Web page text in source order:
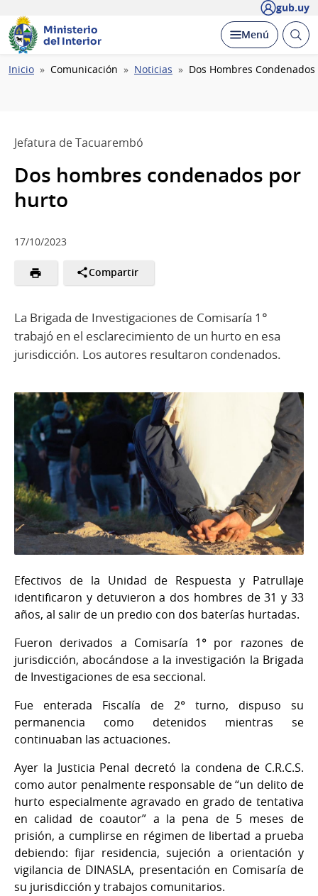
gub.uy
Ministerio
del Interior
Desplegar
Menú Abrir
Ruta
Inicio Comunicación Noticias Dos Hombres
Jefatura de Tacuarembó
Dos hombres condenados por
hurto
17/10/2023
Compartir
La Brigada de Investigaciones de Comisaría 1°
trabajó en el esclarecimiento de un hurto en esa
jurisdicción. Los autores resultaron condenados.
Efectivos de la Unidad de Respuesta y Patrullaje
identificaron y detuvieron a dos hombres de 31 y 33
años, al salir de un predio con dos baterías hurtadas.
Fueron derivados a Comisaría 1° por razones de
jurisdicción, abocándose a la investigación la Brigada
de Investigaciones de esa seccional.
Fue enterada Fiscalía de 2° turno, dispuso su
permanencia como detenidos mientras se
continuaban las actuaciones.
Ayer la Justicia Penal decretó la condena de C.R.C.S.
como autor penalmente responsable de “un delito de
hurto especialmente agravado en grado de tentativa
en calidad de coautor” a la pena de 5 meses de
prisión, a cumplirse en régimen de libertad a prueba
debiendo: fijar residencia, sujeción a orientación y
vigilancia de DINASLA, presentación en Comisaría de
su jurisdicción y trabajos comunitarios.